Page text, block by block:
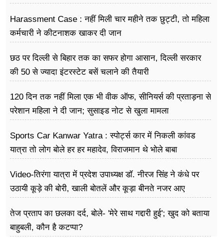
Harassment Case : नहीं मिली चार महीने तक छुट्टी, तो महिला
कर्मचारी ने कीटनाशक खाकर दी जान
छठ पर दिल्ली से बिहार तक का सफर होगा आसान, दिल्ली सरकार
की 50 से ज्यादा इंटरस्टेट बसें चलाने की तैयारी
120 दिन तक नहीं मिला एक भी वीक ऑफ, सीनियर्स की प्रताड़ना से
परेशान महिला ने दी जान; सुसाइड नोट से खुला मामला
Sports Car Kanwar Yatra : स्पोर्ट्स कार में निकली कांवड
यात्रा तो लोग बोले हर हर महादेव, विराजमान थे भोले बाबा
Video-तिरंगा यात्रा में प्रदेश उपाध्यक्ष डॉ. नीरज सिंह ने कंधे पर
उठायी कूड़े की बोरी, खाली बोतलें और कूड़ा बीनते नजर आए
तेज प्रताप का छलका दर्द, बोले- 'मेरे साथ गद्दारी हुई'; खुद को बताया
बाहुबली, कौन है कटप्पा?